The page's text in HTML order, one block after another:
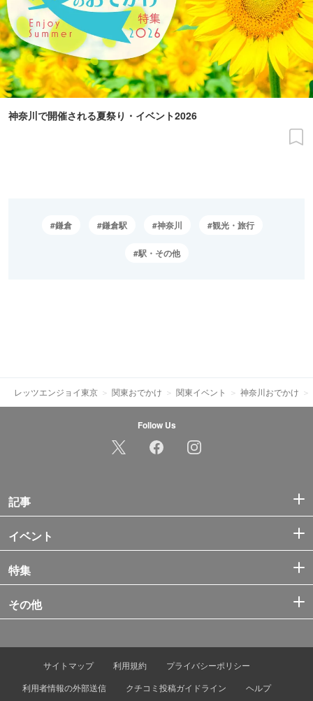
神奈川で開催される夏祭り・イベント2026
鎌倉 鎌倉駅 神奈川 観光・旅行
駅・その他
レッツエンジョイ東京 関東おでかけ 関東イベント 神奈川おでかけ
Follow Us
記事
イベント
特集
その他
サイトマップ 利用規約
プライバシーポリシー
利用者情報の外部送信
クチコミ投稿ガイドライン ヘルプ